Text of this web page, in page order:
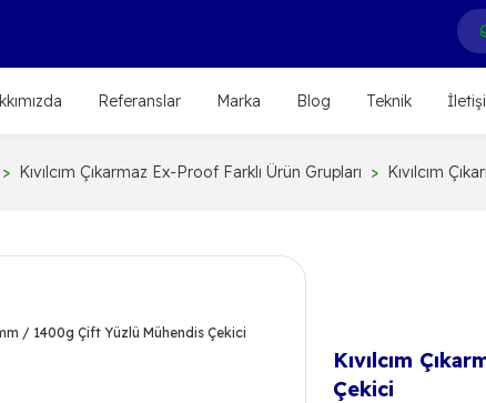
Referanslar Marka Blog Teknik
Kıvılcım Çıkarmaz Ex-Proof Farklı Ürün Grupları Kıvılcım
Kıvılcım
Çekici